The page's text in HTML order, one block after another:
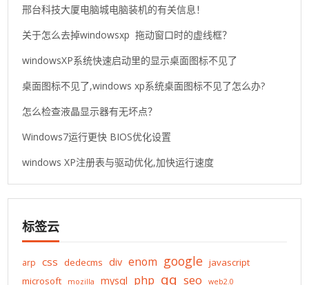
邢台科技大厦电脑城电脑装机的有关信息！
关于怎么去掉windowsxp 拖动窗口时的虚线框？
windowsXP系统快速启动里的显示桌面图标不见了
桌面图标不见了,windows xp系统桌面图标不见了怎么办?
怎么检查液晶显示器有无坏点？
Windows7运行更快 BIOS优化设置
windows XP注册表与驱动优化,加快运行速度
标签云
arp css dedecms div enom google javascript
microsoft
mozilla mysql php qq seo web2.0